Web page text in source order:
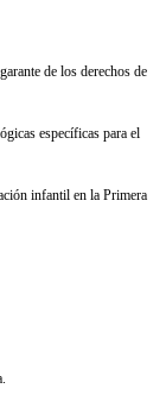
de los derechos de
específicas para el
infantil en la Primera